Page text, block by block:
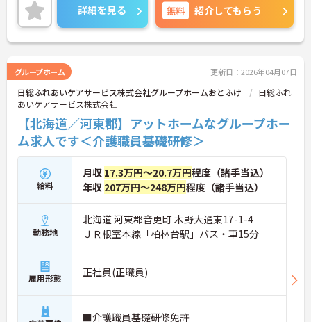
詳細を見る 無料 紹介してもらう
グループホーム 更新日：2026年04月07日
日総ふれあいケアサービス株式会社グループホームおとふけ
日総ふれ
あいケアサービス株式会社
【北海道／河東郡】アットホームなグループホー
ム求人です＜介護職員基礎研修＞
給料
月収 17.3万円～20.7万円程度（諸手当込）
年収 207万円～248万円程度（諸手当込）
勤務地
北海道 河東郡音更町 木野大通東17-1-4
ＪＲ根室本線「柏林台駅」バス・車15分
雇用形態 正社員(正職員)
■介護職員基礎研修免許